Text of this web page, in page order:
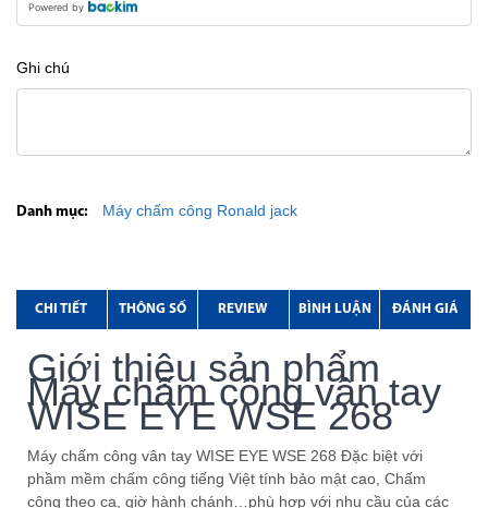
Powered by
Ghi chú
Danh mục: Máy chấm công Ronald jack
CHI TIẾT THÔNG SỐ REVIEW BÌNH LUẬN ĐÁNH GIÁ
Giới thiệu sản phẩm
Máy chấm công vân tay
WISE EYE WSE 268
Máy chấm công vân tay WISE EYE WSE 268 Đặc biệt với
phầm mềm chấm công tiếng Việt tính bảo mật cao, Chấm
công theo ca, giờ hành chánh…phù hợp với nhu cầu của các